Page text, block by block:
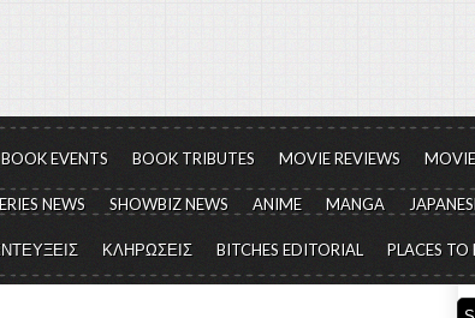
BOOK EVENTS BOOK TRIBUTES MOVIE REVIEWS
NEWS SHOWBIZ NEWS ANIME MANGA
ΚΛΗΡΩΣΕΙΣ BITCHES EDITORIAL PLACES TO